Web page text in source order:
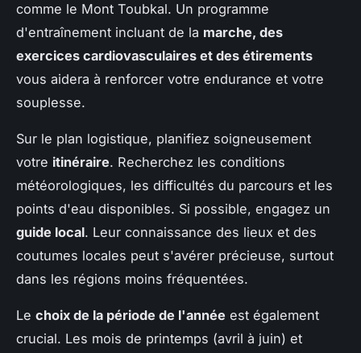
comme le Mont Toubkal. Un programme
d'entraînement incluant de la marche, des
exercices cardiovasculaires et des étirements
vous aidera à renforcer votre endurance et votre
souplesse.
Sur le plan logistique, planifiez soigneusement
votre itinéraire. Recherchez les conditions
météorologiques, les difficultés du parcours et les
points d'eau disponibles. Si possible, engagez un
guide local. Leur connaissance des lieux et des
coutumes locales peut s'avérer précieuse, surtout
dans les régions moins fréquentées.
Le choix de la période de l'année est également
crucial. Les mois de printemps (avril à juin) et